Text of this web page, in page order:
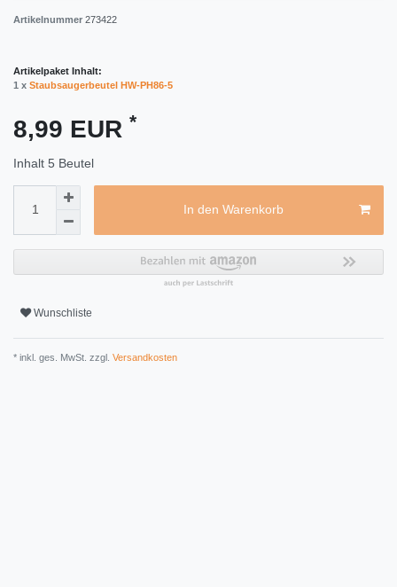
Artikelnummer 273422
Artikelpaket Inhalt:
1 x Staubsaugerbeutel HW-PH86-5
8,99 EUR *
Inhalt 5 Beutel
In den Warenkorb
Wunschliste
* inkl. ges. MwSt. zzgl. Versandkosten